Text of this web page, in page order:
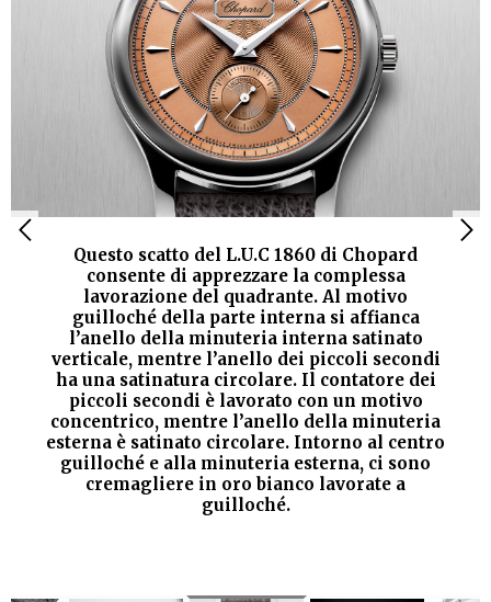
Questo scatto del L.U.C 1860 di Chopard
consente di apprezzare la complessa
lavorazione del quadrante. Al motivo
guilloché della parte interna si affianca
l’anello della minuteria interna satinato
verticale, mentre l’anello dei piccoli secondi
ha una satinatura circolare. Il contatore dei
piccoli secondi è lavorato con un motivo
concentrico, mentre l’anello della minuteria
esterna è satinato circolare. Intorno al centro
guilloché e alla minuteria esterna, ci sono
cremagliere in oro bianco lavorate a
guilloché.